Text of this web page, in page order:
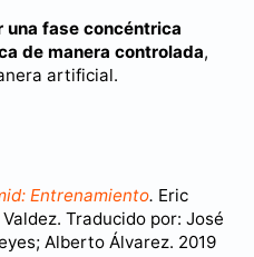
una fase concéntrica
de manera controlada,
artificial.
Entrenamiento. Eric
Traducido por: José
Alberto Álvarez. 2019